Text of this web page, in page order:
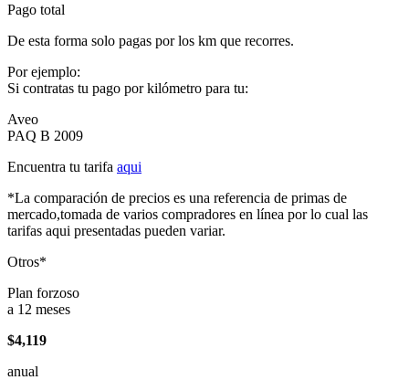
Pago total
De esta forma solo pagas por los km que recorres.
Por ejemplo:
Si contratas tu pago por kilómetro para tu:
Aveo
PAQ B 2009
Encuentra tu tarifa aqui
*La comparación de precios es una referencia de primas de
mercado,tomada de varios compradores en línea por lo cual las
tarifas aqui presentadas pueden variar.
Otros*
Plan forzoso
a 12 meses
$4,119
anual